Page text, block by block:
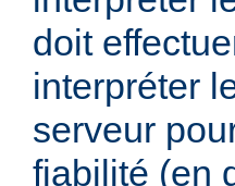
doit
interpréter
serveur
fiabilité (en